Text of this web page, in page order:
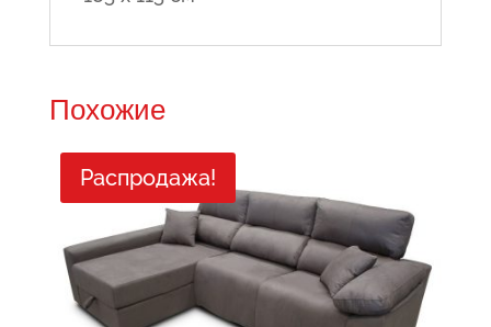
Похожие
Распродажа!